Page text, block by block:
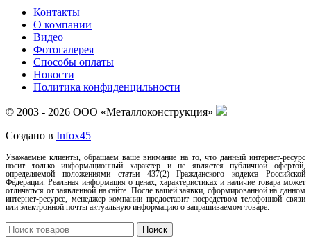
Контакты
О компании
Видео
Фотогалерея
Способы оплаты
Новости
Политика конфиденцильности
© 2003 - 2026 ООО «Металлоконструкция»
Создано в Infox45
Уважаемые клиенты, обращаем ваше внимание на то, что данный интернет-ресурс
носит только информационный характер и не является публичной офертой,
определяемой положениями статьи 437(2) Гражданского кодекса Российской
Федерации. Реальная информация о ценах, характеристиках и наличие товара может
отличаться от заявленной на сайте. После вашей заявки, сформированной на данном
интернет-ресурсе, менеджер компании предоставит посредством телефонной связи
или электронной почты актуальную информацию о запрашиваемом товаре.
Поиск